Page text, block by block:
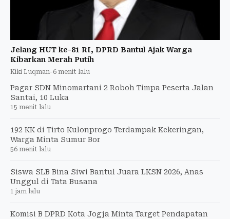
Jelang HUT ke-81 RI, DPRD Bantul Ajak Warga
Kibarkan Merah Putih
Kiki Luqman-6 menit lalu
Pagar SDN Minomartani 2 Roboh Timpa Peserta Jalan
Santai, 10 Luka
15 menit lalu
192 KK di Tirto Kulonprogo Terdampak Kekeringan,
Warga Minta Sumur Bor
56 menit lalu
Siswa SLB Bina Siwi Bantul Juara LKSN 2026, Anas
Unggul di Tata Busana
1 jam lalu
Komisi B DPRD Kota Jogja Minta Target Pendapatan